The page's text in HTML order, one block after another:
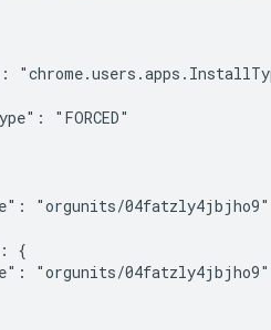
"FORCED"
"orgunits/04fatzly4jbjho9"
{
"orgunits/04fatzly4jbjho9"